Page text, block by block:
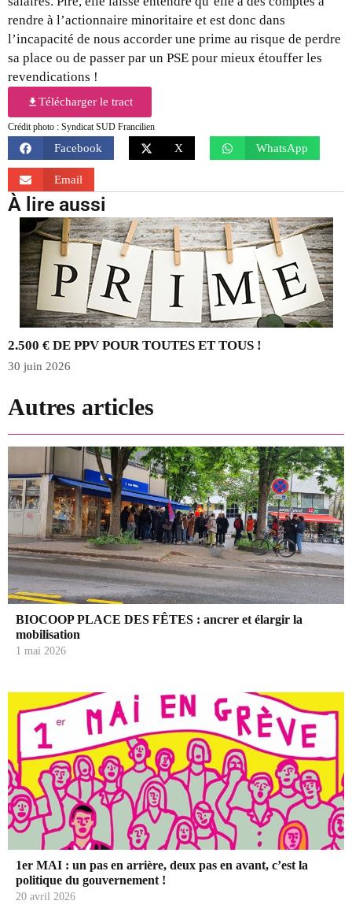
rendre à l’actionnaire minoritaire et est donc dans
l’incapacité de nous accorder une prime au risque de perdre
sa place ou de passer par un PSE pour mieux étouffer les
revendications !
Télécharger le tract
Crédit photo : Syndicat SUD Francilien
Facebook X WhatsApp
Email
À lire aussi
2.500 € DE PPV POUR TOUTES ET TOUS !
30 juin 2026
Autres articles
BIOCOOP PLACE DES FÊTES : ancrer et élargir la
mobilisation
1 mai 2026
1er MAI : un pas en arrière, deux pas en avant, c’est la
politique du gouvernement !
20 avril 2026